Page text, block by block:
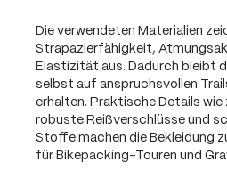
Die verwendeten Materialien
Strapazierfähigkeit,
Elastizität aus. Dadurch bleibt
selbst auf anspruchsvollen
erhalten. Praktische Details
robuste Reißverschlüsse und
Stoffe machen die Bekleidung
für Bikepacking-Touren und